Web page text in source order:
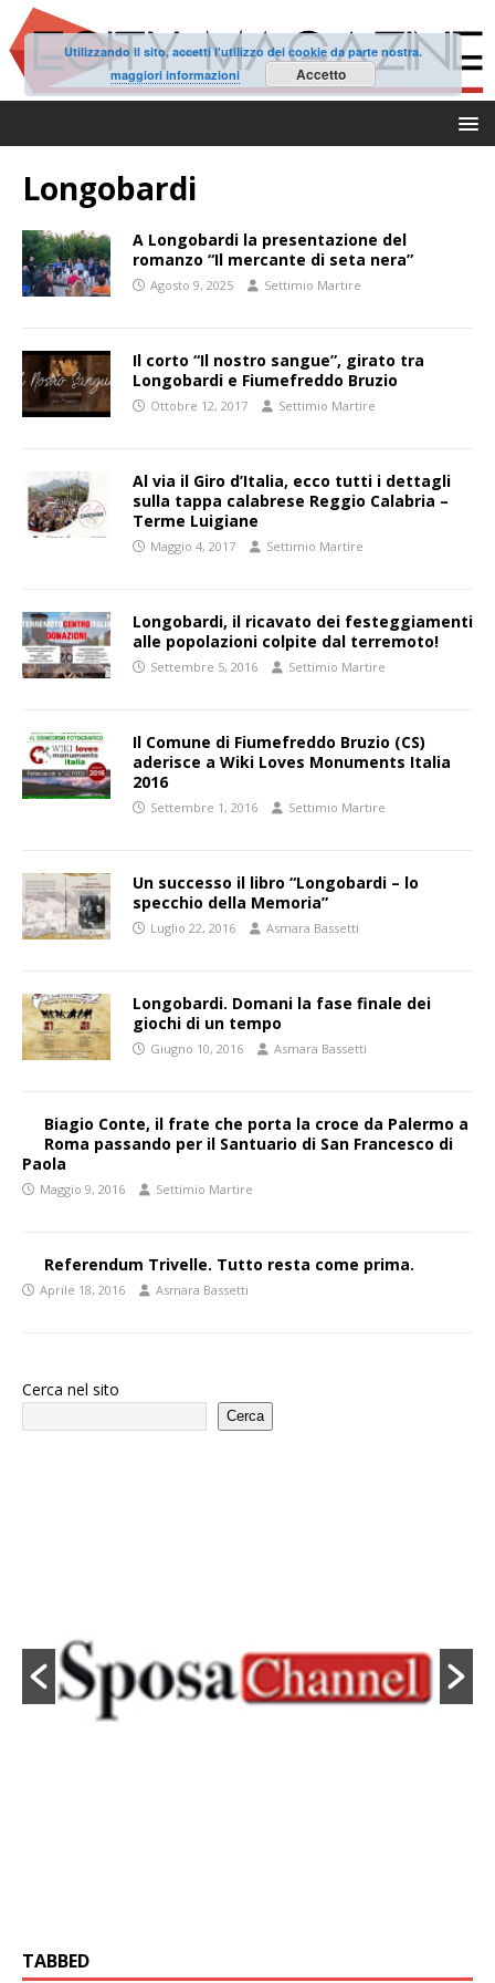
Longobardi
A Longobardi la presentazione del
romanzo “Il mercante di seta nera”
Agosto 9, 2025 Settimio Martire
Il corto “Il nostro sangue”, girato tra
Longobardi e Fiumefreddo Bruzio
Ottobre 12, 2017 Settimio Martire
Al via il Giro d’Italia, ecco tutti i dettagli
sulla tappa calabrese Reggio Calabria –
Terme Luigiane
Maggio 4, 2017 Settimio Martire
Longobardi, il ricavato dei festeggiamenti
alle popolazioni colpite dal terremoto!
Settembre 5, 2016 Settimio Martire
Il Comune di Fiumefreddo Bruzio (CS)
aderisce a Wiki Loves Monuments Italia
2016
Settembre 1, 2016 Settimio Martire
Un successo il libro “Longobardi – lo
specchio della Memoria”
Luglio 22, 2016 Asmara Bassetti
Longobardi. Domani la fase finale dei
giochi di un tempo
Giugno 10, 2016 Asmara Bassetti
Biagio Conte, il frate che porta la croce da Palermo a
Roma passando per il Santuario di San Francesco di
Paola
Maggio 9, 2016 Settimio Martire
Referendum Trivelle. Tutto resta come prima.
Aprile 18, 2016 Asmara Bassetti
Cerca nel sito
Cerca
TABBED
Utilizzando il sito, accetti l'utilizzo dei cookie da parte nostra.
maggiori informazioni
Accetto